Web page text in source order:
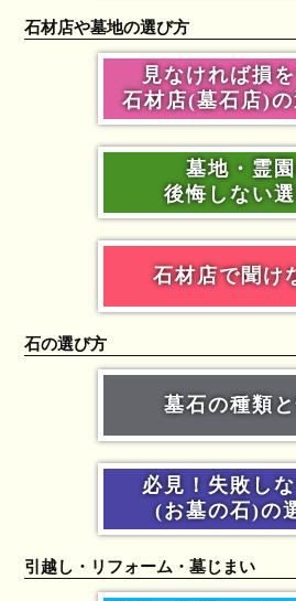
石材店や墓地の選び方
見なければ損を
石材店(墓石店)の
墓地・霊
後悔しない
石材店で聞け
石の選び方
墓石の種類
必見！失敗し
(お墓の石)の
引越し・リフォーム・墓じまい